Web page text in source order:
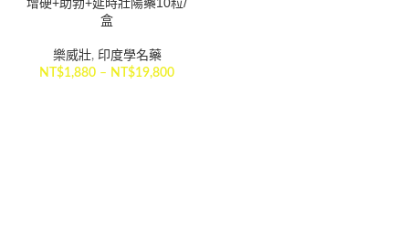
盒
樂威壯, 印度學名藥
NT$1,880 – NT$19,800